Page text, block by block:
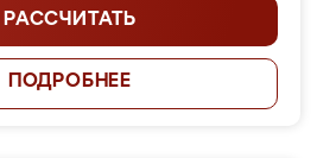
РАССЧИТАТЬ
ПОДРОБНЕЕ